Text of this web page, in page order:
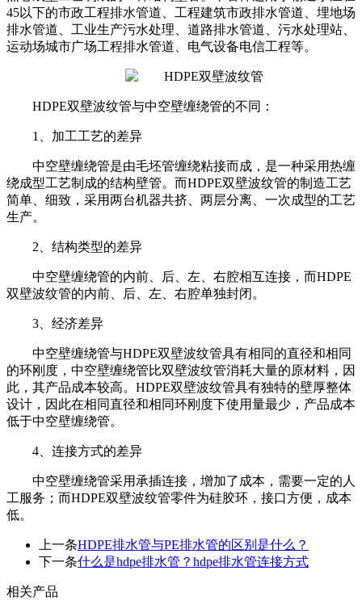
45以下的市政工程排水管道、工程建筑市政排水管道、埋地场
排水管道、工业生产污水处理、道路排水管道、污水处理站、
运动场城市广场工程排水管道、电气设备电信工程等。
HDPE双壁波纹管与中空壁缠绕管的不同：
1、加工工艺的差异
中空壁缠绕管是由毛坯管缠绕粘接而成，是一种采用热缠
绕成型工艺制成的结构壁管。而HDPE双壁波纹管的制造工艺
简单、细致，采用两台机器共挤、两层分离、一次成型的工艺
生产。
2、结构类型的差异
中空壁缠绕管的内前、后、左、右腔相互连接，而HDPE
双壁波纹管的内前、后、左、右腔单独封闭。
3、经济差异
中空壁缠绕管与HDPE双壁波纹管具有相同的直径和相同
的环刚度，中空壁缠绕管比双壁波纹管消耗大量的原材料，因
此，其产品成本较高。HDPE双壁波纹管具有独特的壁厚整体
设计，因此在相同直径和相同环刚度下使用量最少，产品成本
低于中空壁缠绕管。
4、连接方式的差异
中空壁缠绕管采用承插连接，增加了成本，需要一定的人
工服务；而HDPE双壁波纹管零件为硅胶环，接口方便，成本
低。
上一条HDPE排水管与PE排水管的区别是什么？
下一条什么是hdpe排水管？hdpe排水管连接方式
相关产品